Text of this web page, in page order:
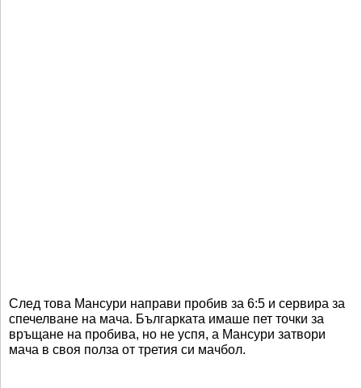
След това Мансури направи пробив за 6:5 и сервира за
спечелване на мача. Българката имаше пет точки за
връщане на пробива, но не успя, а Мансури затвори
мача в своя полза от третия си мачбол.